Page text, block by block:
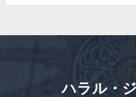
ハラル・